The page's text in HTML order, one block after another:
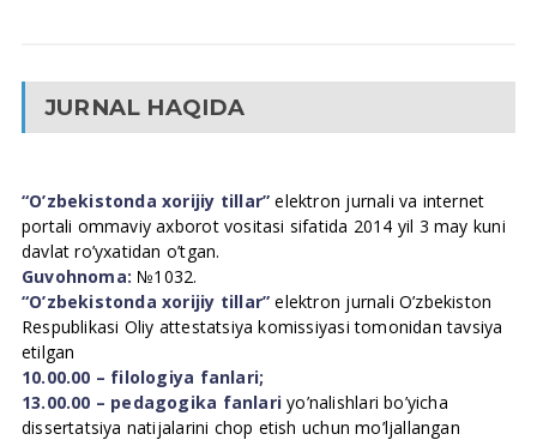
JURNAL HAQIDA
“O’zbekistonda xorijiy tillar” elektron jurnali va internet
portali ommaviy axborot vositasi sifatida 2014 yil 3 may kuni
davlat ro’yxatidan o’tgan.
Guvohnoma: №1032.
“O’zbekistonda xorijiy tillar” elektron jurnali O’zbekiston
Respublikasi Oliy attestatsiya komissiyasi tomonidan tavsiya
etilgan
10.00.00 – filologiya fanlari;
13.00.00 – pedagogika fanlari yo’nalishlari bo’yicha
dissertatsiya natijalarini chop etish uchun mo’ljallangan